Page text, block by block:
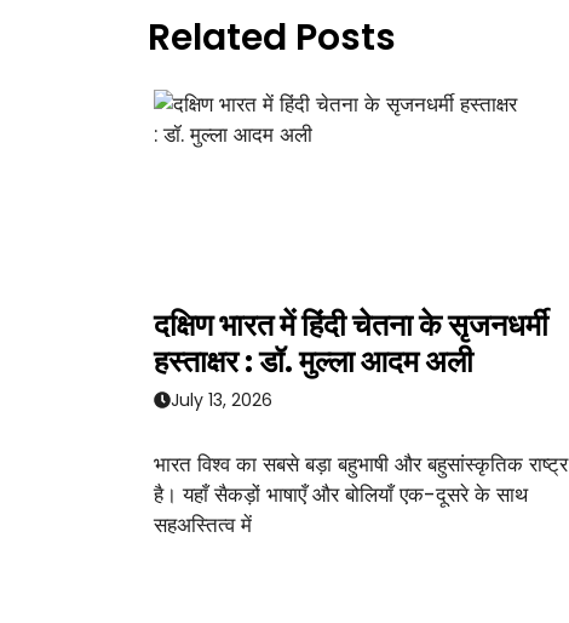
Related Posts
दक्षिण भारत में हिंदी चेतना के सृजनधर्मी
हस्ताक्षर : डॉ. मुल्ला आदम अली
July 13, 2026
भारत विश्व का सबसे बड़ा बहुभाषी और बहुसांस्कृतिक राष्ट्र
है। यहाँ सैकड़ों भाषाएँ और बोलियाँ एक-दूसरे के साथ
सहअस्तित्व में